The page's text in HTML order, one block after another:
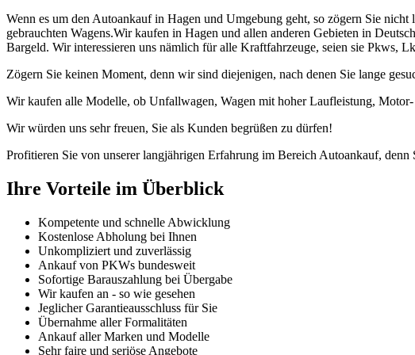
Wenn es um den Autoankauf in Hagen und Umgebung geht, so zögern Sie
gebrauchten Wagens.Wir kaufen in Hagen und allen anderen Gebieten in
Bargeld. Wir interessieren uns nämlich für alle Kraftfahrzeuge, seien sie Pkws,
Zögern Sie keinen Moment, denn wir sind diejenigen, nach denen Sie lange
Wir kaufen alle Modelle, ob Unfallwagen, Wagen mit hoher Laufleistung, Motor-
Wir würden uns sehr freuen, Sie als Kunden begrüßen zu dürfen!
Profitieren Sie von unserer langjährigen Erfahrung im Bereich Autoankauf, denn
Ihre Vorteile im Überblick
Kompetente und schnelle Abwicklung
Kostenlose Abholung bei Ihnen
Unkompliziert und zuverlässig
Ankauf von PKWs bundesweit
Sofortige Barauszahlung bei Übergabe
Wir kaufen an - so wie gesehen
Jeglicher Garantieausschluss für Sie
Übernahme aller Formalitäten
Ankauf aller Marken und Modelle
Sehr faire und seriöse Angebote